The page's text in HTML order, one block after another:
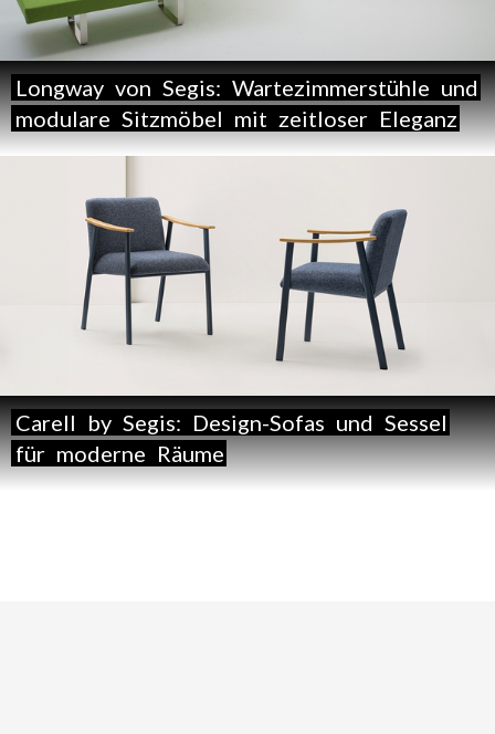
Longway von Segis: Wartezimmerstühle und
modulare Sitzmöbel mit zeitloser Eleganz
Carell by Segis: Design-Sofas und Sessel
für moderne Räume